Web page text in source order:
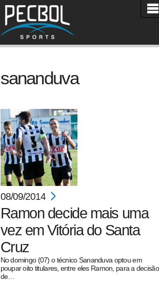
sananduva
08/09/2014
Ramon decide mais uma
vez em Vitória do Santa
Cruz
No domingo (07) o técnico Sananduva optou em
poupar oito titulares, entre eles Ramon, para a decisão
de…